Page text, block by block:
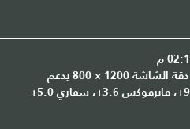
هذا الموقع هو أفضل عرض في دقة الشاشة 1200 × 800 يدعم